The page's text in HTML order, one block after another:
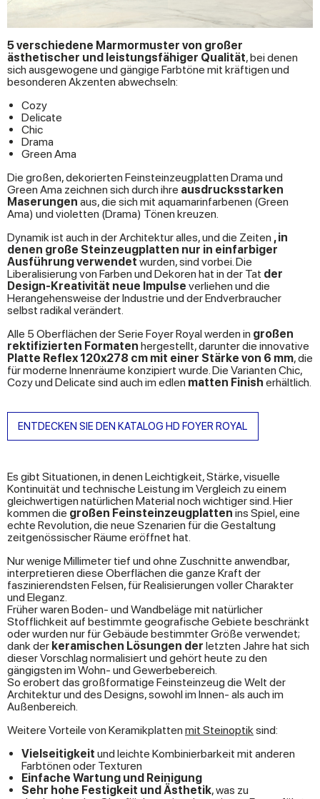
5 verschiedene Marmormuster von großer
ästhetischer und leistungsfähiger Qualität, bei denen
sich ausgewogene und gängige Farbtöne mit kräftigen und
besonderen Akzenten abwechseln:
Cozy
Delicate
Chic
Drama
Green Ama
Die großen, dekorierten Feinsteinzeugplatten Drama und
Green Ama zeichnen sich durch ihre ausdrucksstarken
Maserungen aus, die sich mit aquamarinfarbenen (Green
Ama) und violetten (Drama) Tönen kreuzen.
Dynamik ist auch in der Architektur alles, und die Zeiten , in
denen große Steinzeugplatten nur in einfarbiger
Ausführung verwendet wurden, sind vorbei. Die
Liberalisierung von Farben und Dekoren hat in der Tat der
Design-Kreativität neue Impulse verliehen und die
Herangehensweise der Industrie und der Endverbraucher
selbst radikal verändert.
Alle 5 Oberflächen der Serie Foyer Royal werden in großen
rektifizierten Formaten hergestellt, darunter die innovative
Platte Reflex 120x278 cm mit einer Stärke von 6 mm, die
für moderne Innenräume konzipiert wurde. Die Varianten Chic,
Cozy und Delicate sind auch im edlen matten Finish erhältlich.
ENTDECKEN SIE DEN KATALOG HD FOYER ROYAL
Es gibt Situationen, in denen Leichtigkeit, Stärke, visuelle
Kontinuität und technische Leistung im Vergleich zu einem
gleichwertigen natürlichen Material noch wichtiger sind. Hier
kommen die großen Feinsteinzeugplatten ins Spiel, eine
echte Revolution, die neue Szenarien für die Gestaltung
zeitgenössischer Räume eröffnet hat.
Nur wenige Millimeter tief und ohne Zuschnitte anwendbar,
interpretieren diese Oberflächen die ganze Kraft der
faszinierendsten Felsen, für Realisierungen voller Charakter
und Eleganz.
Früher waren Boden- und Wandbeläge mit natürlicher
Stofflichkeit auf bestimmte geografische Gebiete beschränkt
oder wurden nur für Gebäude bestimmter Größe verwendet;
dank der keramischen Lösungen der letzten Jahre hat sich
dieser Vorschlag normalisiert und gehört heute zu den
gängigsten im Wohn- und Gewerbebereich.
So erobert das großformatige Feinsteinzeug die Welt der
Architektur und des Designs, sowohl im Innen- als auch im
Außenbereich.
Weitere Vorteile von Keramikplatten mit Steinoptiksind:
Vielseitigkeit und leichte Kombinierbarkeit mit anderen
Farbtönen oder Texturen
Einfache Wartung und Reinigung
Sehr hohe Festigkeit und Ästhetik, was zu